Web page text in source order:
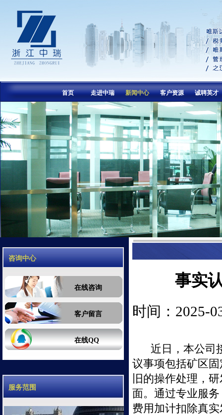
首页 走进中瑞 新闻中心 客户资源 诚聘英才
咨询中心
在线咨询
客户留言
在线QQ
服务范围
事实
时间：2025-
近日，本公司
议事项包括矿区
旧的操作处理，
面。通过专业服
费用加计扣除真